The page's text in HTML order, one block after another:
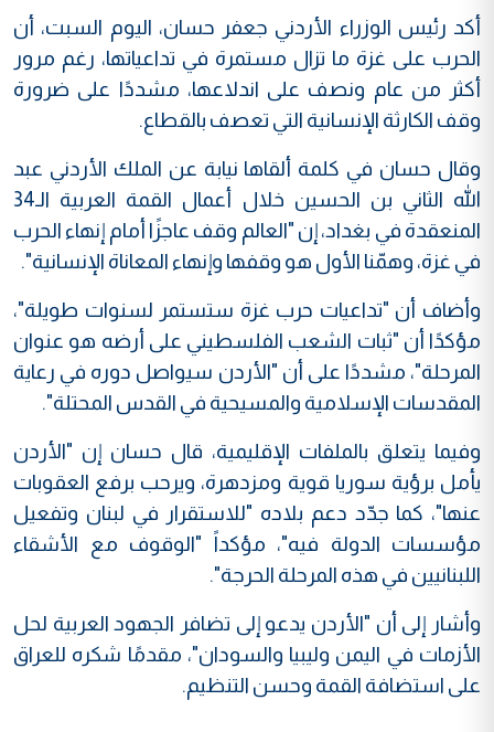
أكد رئيس الوزراء الأردني جعفر حسان، اليوم السبت، أن
الحرب على غزة ما تزال مستمرة في تداعياتها، رغم مرور
أكثر من عام ونصف على اندلاعها، مشددًا على ضرورة
وقف الكارثة الإنسانية التي تعصف بالقطاع.
وقال حسان في كلمة ألقاها نيابة عن الملك الأردني عبد
الله الثاني بن الحسين خلال أعمال القمة العربية الـ34
المنعقدة في بغداد، إن "العالم وقف عاجزًا أمام إنهاء الحرب
في غزة، وهمّنا الأول هو وقفها وإنهاء المعاناة الإنسانية".
وأضاف أن "تداعيات حرب غزة ستستمر لسنوات طويلة"،
مؤكدًا أن "ثبات الشعب الفلسطيني على أرضه هو عنوان
المرحلة"، مشددًا على أن "الأردن سيواصل دوره في رعاية
المقدسات الإسلامية والمسيحية في القدس المحتلة".
وفيما يتعلق بالملفات الإقليمية، قال حسان إن "الأردن
يأمل برؤية سوريا قوية ومزدهرة، ويرحب برفع العقوبات
عنها"، كما جدّد دعم بلاده "للاستقرار في لبنان وتفعيل
مؤسسات الدولة فيه"، مؤكداً "الوقوف مع الأشقاء
اللبنانيين في هذه المرحلة الحرجة".
وأشار إلى أن "الأردن يدعو إلى تضافر الجهود العربية لحل
الأزمات في اليمن وليبيا والسودان"، مقدمًا شكره للعراق
على استضافة القمة وحسن التنظيم.